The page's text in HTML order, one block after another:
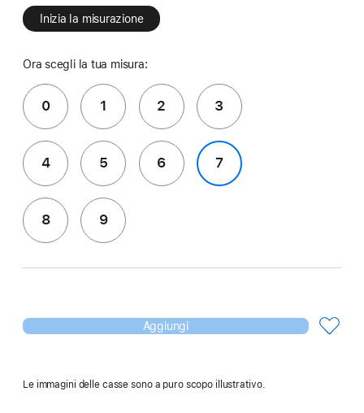
Inizia la misurazione
Ora scegli la tua misura:
0 1 2 3
4 5 6 7
8 9
Aggiungi
Le immagini delle casse sono a puro scopo illustrativo.